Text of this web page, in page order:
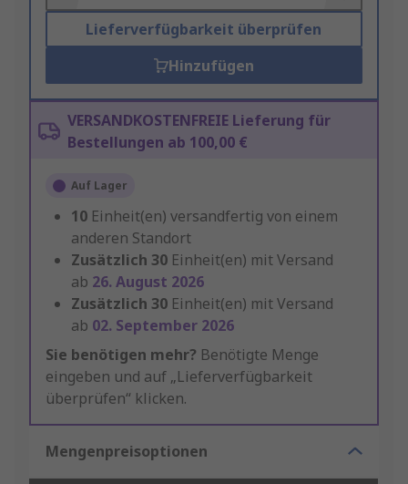
Lieferverfügbarkeit überprüfen
Hinzufügen
VERSANDKOSTENFREIE Lieferung für
Bestellungen ab 100,00 €
Auf Lager
10 Einheit(en) versandfertig von einem
anderen Standort
Zusätzlich 30 Einheit(en) mit Versand
ab 26. August 2026
Zusätzlich 30 Einheit(en) mit Versand
ab 02. September 2026
Sie benötigen mehr? Benötigte Menge
eingeben und auf „Lieferverfügbarkeit
überprüfen“ klicken.
Mengenpreisoptionen